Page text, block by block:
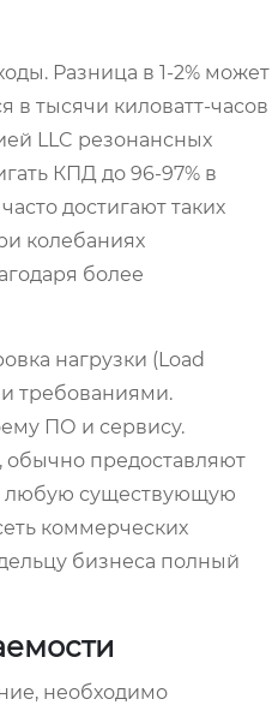
Разница в 1-2% может
в тысячи киловатт-часов
LLC резонансных
КПД до 96-97% в
достигают таких
колебаниях
более
нагрузки (Load
требованиями.
ПО и сервису.
, обычно предоставляют
любую существующую
коммерческих
бизнеса полный
необходимо